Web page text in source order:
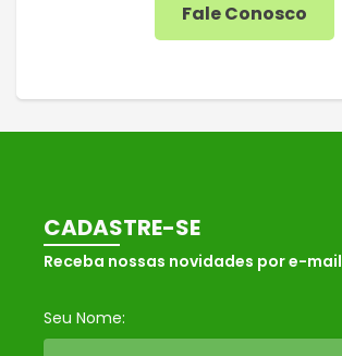
Fale Conosco
CADASTRE-SE
Receba nossas novidades por e-mail
Seu Nome: